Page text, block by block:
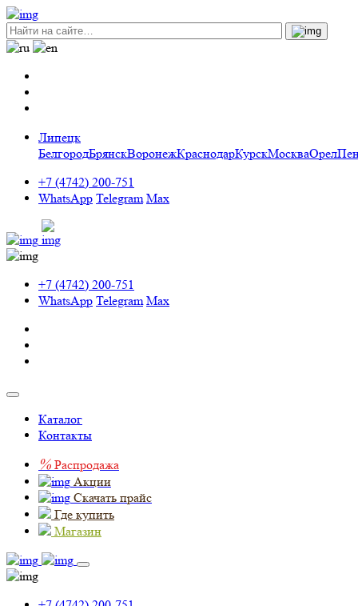
Липецк
БелгородБрянскВоронежКраснодарКурскМоскваОрел
+7 (4742) 200-751
WhatsApp Telegram Max
+7 (4742) 200-751
WhatsApp Telegram Max
Каталог
Контакты
% Распродажа
Акции
Скачать прайс
Где купить
Магазин